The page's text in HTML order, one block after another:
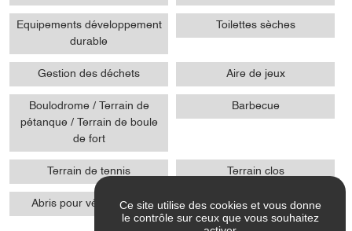
Equipements développement
durable
Toilettes sèches
Gestion des déchets Aire de jeux
Boulodrome / Terrain de
pétanque / Terrain de boule
de fort
Barbecue
Terrain de tennis Terrain clos
Abris pour vélo ou VTTCe site utilise des cookies et vous donne
le contrôle sur ceux que vous souhaitez